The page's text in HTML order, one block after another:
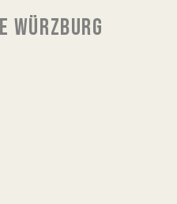
WÜRZBURG